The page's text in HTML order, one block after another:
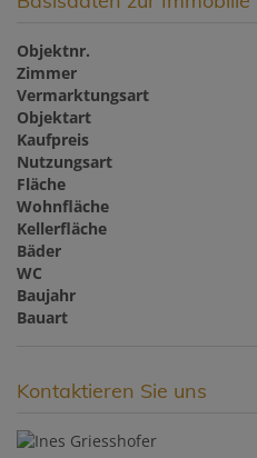
Objektnr.
Zimmer
Vermarktungsart
Objektart
Kaufpreis
Nutzungsart
Fläche
Wohnfläche
Kellerfläche
Bäder
WC
Baujahr
Bauart
Kontaktieren Sie uns